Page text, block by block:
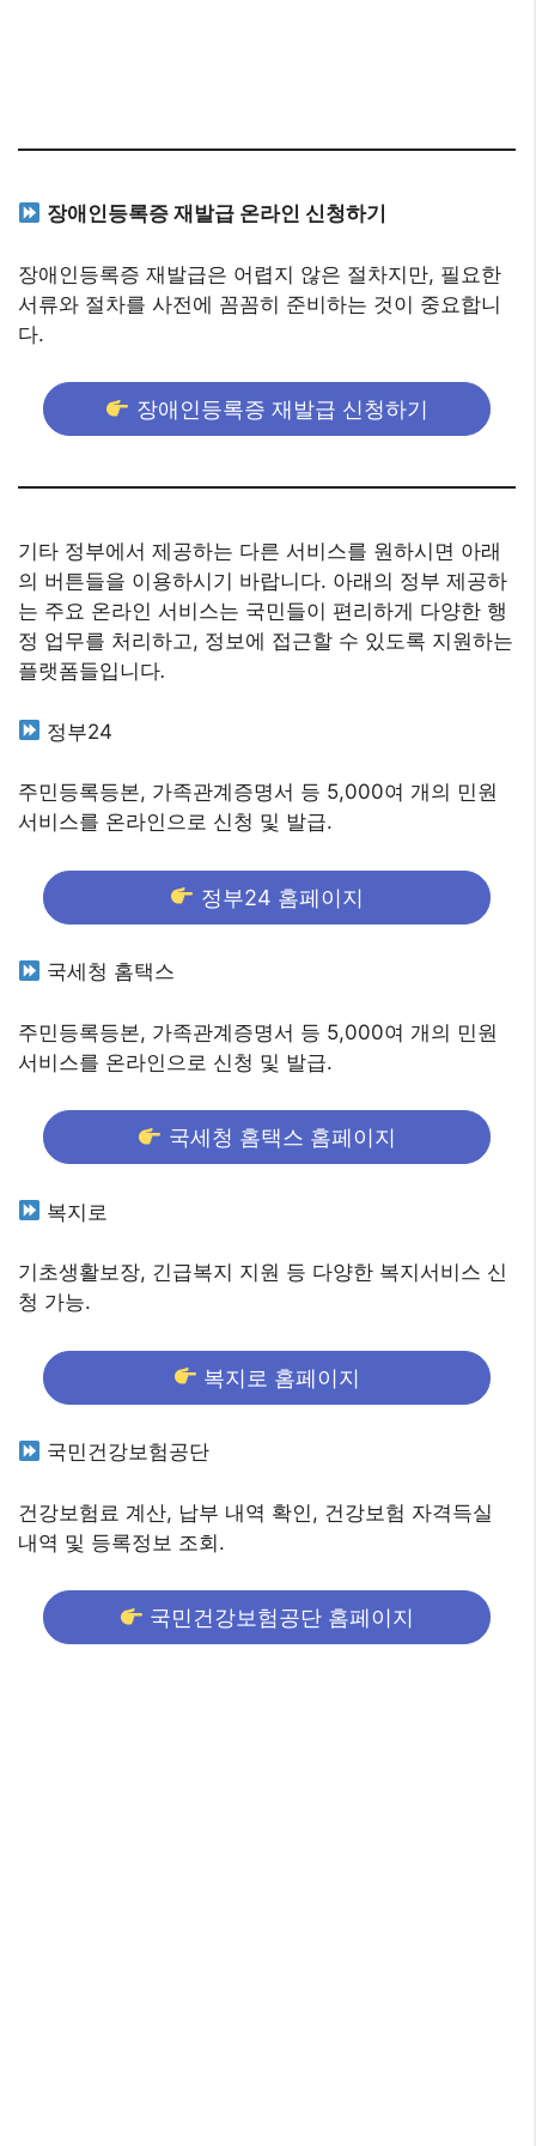
장애인등록증 재발급 온라인 신청하기
장애인등록증 재발급은 어렵지 않은 절차지만, 필요한
서류와 절차를 사전에 꼼꼼히 준비하는 것이 중요합니
다.
장애인등록증 재발급 신청하기
기타 정부에서 제공하는 다른 서비스를 원하시면 아래
의 버튼들을 이용하시기 바랍니다. 아래의 정부 제공하
는 주요 온라인 서비스는 국민들이 편리하게 다양한 행
정 업무를 처리하고, 정보에 접근할 수 있도록 지원하는
플랫폼들입니다.
정부24
주민등록등본, 가족관계증명서 등 5,000여 개의 민원
서비스를 온라인으로 신청 및 발급.
정부24 홈페이지
국세청 홈택스
주민등록등본, 가족관계증명서 등 5,000여 개의 민원
서비스를 온라인으로 신청 및 발급.
국세청 홈택스 홈페이지
복지로
기초생활보장, 긴급복지 지원 등 다양한 복지서비스 신
청 가능.
복지로 홈페이지
국민건강보험공단
건강보험료 계산, 납부 내역 확인, 건강보험 자격득실
내역 및 등록정보 조회.
국민건강보험공단 홈페이지